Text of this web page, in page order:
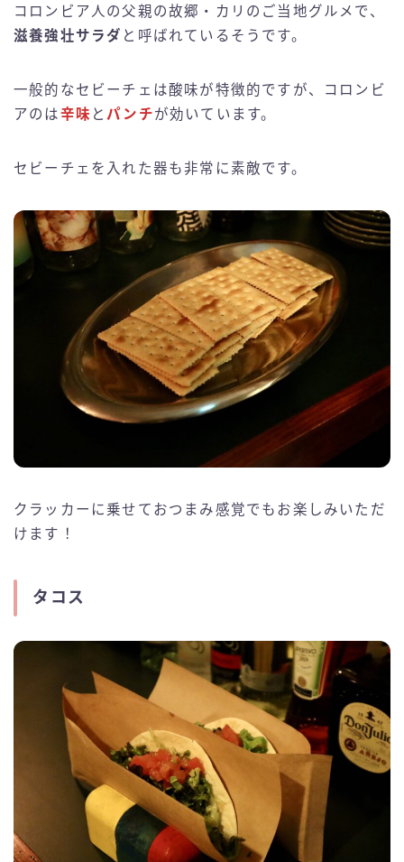
コロンビア人の父親の故郷・カリのご当地グルメで、
滋養強壮サラダ と呼ばれているそうです。
一般的なセビーチェは酸味が特徴的ですが、コロンビ
アのは辛味 と パンチが効いています。
セビーチェを入れた器も非常に素敵です。
クラッカーに乗せておつまみ感覚でもお楽しみいただ
けます！
タコス